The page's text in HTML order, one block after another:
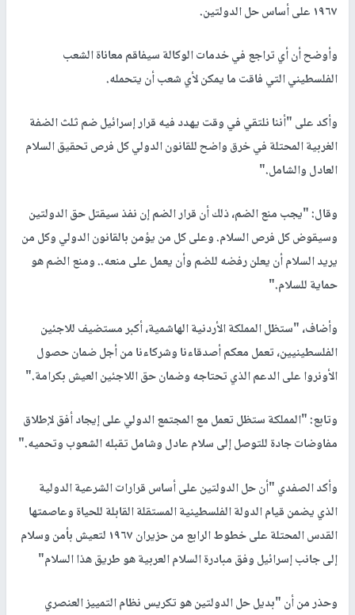
١٩٦٧ على أساس حل الدولتين.
وأوضح أن أي تراجع في خدمات الوكالة سيفاقم معاناة الشعب
الفلسطيني التي فاقت ما يمكن لأي شعب أن يتحمله.
وأكد على "أننا نلتقي في وقت يهدد فيه قرار إسرائيل ضم ثلث الضفة
الغربية المحتلة في خرق واضح للقانون الدولي كل فرص تحقيق السلام
العادل والشامل."
وقال: "يجب منع الضم، ذلك أن قرار الضم إن نفذ سيقتل حق الدولتين
وسيقوض كل فرص السلام. وعلى كل من يؤمن بالقانون الدولي وكل من
يريد السلام أن يعلن رفضه للضم وأن يعمل على منعه.. ومنع الضم هو
حماية للسلام."
وأضاف، "ستظل المملكة الأردنية الهاشمية، أكبر مستضيف للاجئين
الفلسطينيين، تعمل معكم أصدقاءنا وشركاءنا من أجل ضمان حصول
الأونروا على الدعم الذي تحتاجه وضمان حق اللاجئين العيش بكرامة."
وتابع: "المملكة ستظل تعمل مع المجتمع الدولي على إيجاد أفق لإطلاق
مفاوضات جادة للتوصل إلى سلام عادل وشامل تقبله الشعوب وتحميه."
وأكد الصفدي "أن حل الدولتين على أساس قرارات الشرعية الدولية
الذي يضمن قيام الدولة الفلسطينية المستقلة القابلة للحياة وعاصمتها
القدس المحتلة على خطوط الرابع من حزيران ١٩٦٧ لتعيش بأمن وسلام
إلى جانب إسرائيل وفق مبادرة السلام العربية هو طريق هذا السلام"
وحذر من أن "بديل حل الدولتين هو تكريس نظام التمييز العنصري